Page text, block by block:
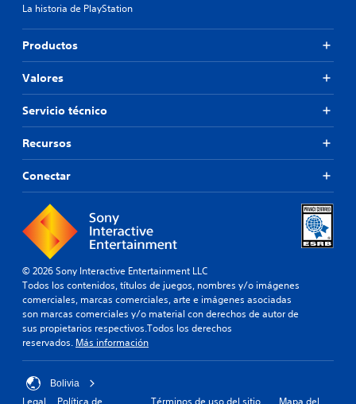
La historia de PlayStation
Productos
Valores
Servicio técnico
Recursos
Conectar
© 2026 Sony Interactive Entertainment LLC
Todos los contenidos, títulos de juegos, nombres y/o imágenes
comerciales, marcas comerciales, arte e imágenes asociadas
son marcas comerciales y/o material con derechos de autor de
sus propietarios respectivos.Todos los derechos
reservados. Más información
Bolivia
Legal Política de Términos de uso del sitio Mapa del